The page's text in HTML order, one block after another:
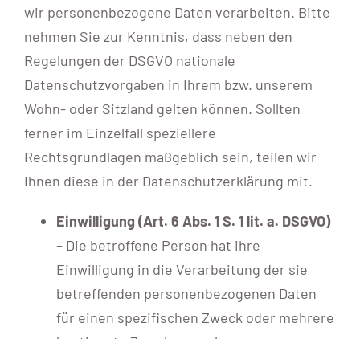
wir personenbezogene Daten verarbeiten. Bitte
nehmen Sie zur Kenntnis, dass neben den
Regelungen der DSGVO nationale
Datenschutzvorgaben in Ihrem bzw. unserem
Wohn- oder Sitzland gelten können. Sollten
ferner im Einzelfall speziellere
Rechtsgrundlagen maßgeblich sein, teilen wir
Ihnen diese in der Datenschutzerklärung mit.
Einwilligung (Art. 6 Abs. 1 S. 1 lit. a. DSGVO)
– Die betroffene Person hat ihre
Einwilligung in die Verarbeitung der sie
betreffenden personenbezogenen Daten
für einen spezifischen Zweck oder mehrere